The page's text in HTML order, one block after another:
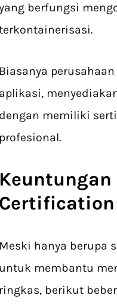
berfungsi
Biasanya
aplikasi,
dengan memiliki
profesional.
Certification
Meski hanya berupa
untuk membantu
ringkas, berikut